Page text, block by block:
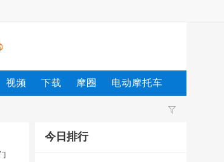
视频 下载 摩圈 电动摩托车
今日排行